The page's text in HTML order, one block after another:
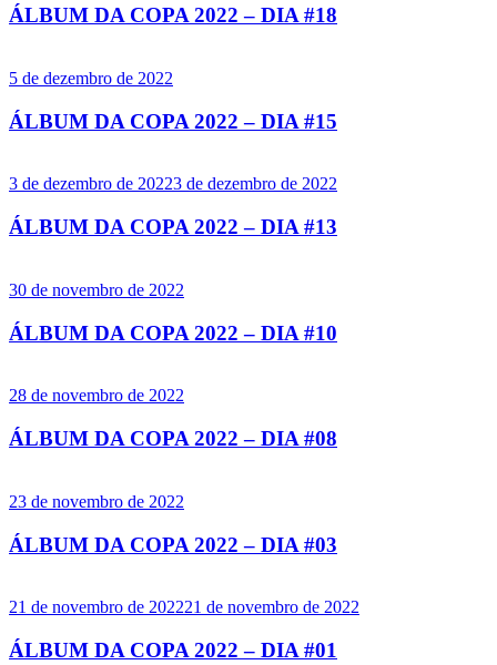
ÁLBUM DA COPA 2022 – DIA #18
5 de dezembro de 2022
ÁLBUM DA COPA 2022 – DIA #15
3 de dezembro de 20223 de dezembro de 2022
ÁLBUM DA COPA 2022 – DIA #13
30 de novembro de 2022
ÁLBUM DA COPA 2022 – DIA #10
28 de novembro de 2022
ÁLBUM DA COPA 2022 – DIA #08
23 de novembro de 2022
ÁLBUM DA COPA 2022 – DIA #03
21 de novembro de 202221 de novembro de 2022
ÁLBUM DA COPA 2022 – DIA #01